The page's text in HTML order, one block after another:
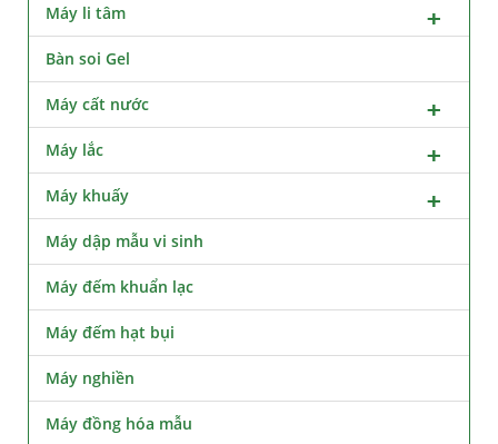
Máy li tâm
Bàn soi Gel
Máy cất nước
Máy lắc
Máy khuấy
Máy dập mẫu vi sinh
Máy đếm khuẩn lạc
Máy đếm hạt bụi
Máy nghiền
Máy đồng hóa mẫu